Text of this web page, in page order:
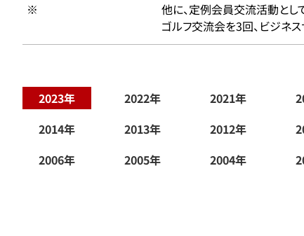
※
他に、定例会員交流活動とし
ゴルフ交流会を3回、ビジネ
2023年 2022年 2021年
2014年
2013年 2012年
2006年
2005年 2004年